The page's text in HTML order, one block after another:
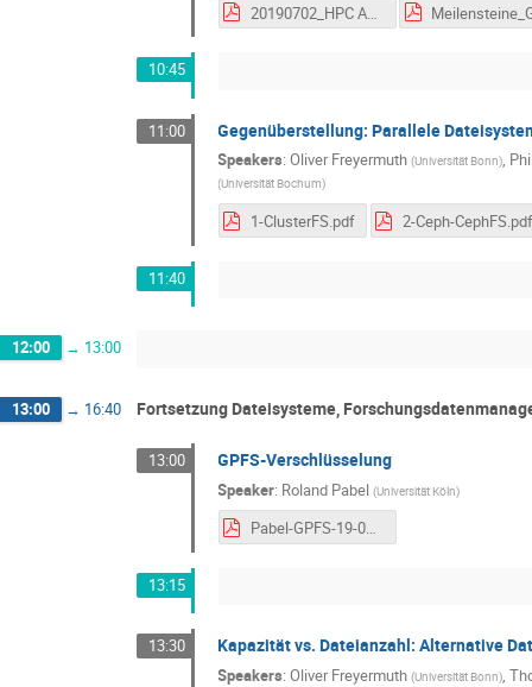
20190702_HPC Admintag.pdf
10:45
11:00 Gegenüberstellung: Parallele
Speakers:Oliver Freyermuth (Universität Bonn),
(Universität Bochum)
1-ClusterFS.pdf 2-Ceph-CephFS.pdf
11:40
12:00 → 13:00
13:00 → 16:40 Fortsetzung Dateisysteme,
13:00 GPFS-Verschlüsselung
Speaker: Roland Pabel (Universität Köln)
Pabel-GPFS-19-07-03.pdf
13:15
13:30 Kapazität vs. Dateianzahl: Alternative
Speakers:Oliver Freyermuth (Universität Bonn),